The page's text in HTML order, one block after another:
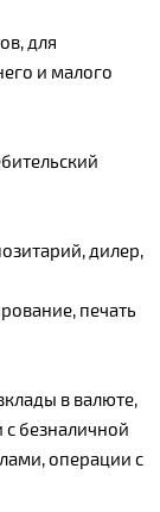
для
и малого
дилер,
печать
в валюте,
безналичной
операции с